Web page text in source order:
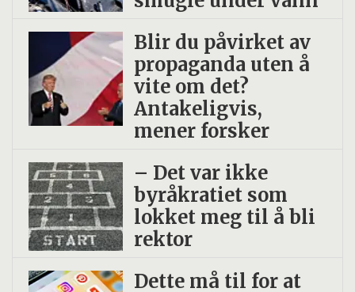
erfaringsutveksling med politi, lærere,
helsesykepleiere og andre yrkesgrupper
som jobber med barn og ungdom, bla
SLT-koordinatorer og ansatte på
ungdomsklubb i ulike deler av Norge.
forstå dagens ungdomskultur bedre og
øke undervisningskvaliteten i
grunnskolelærerutdanningen.
Prosjektet har blant annet ført til høy
Blir du påvirket av
propaganda uten å
vite om det?
Antakeligvis,
mener forsker
– Det var ikke
byråkratiet som
lokket meg til å bli
rektor
Dette må til for at